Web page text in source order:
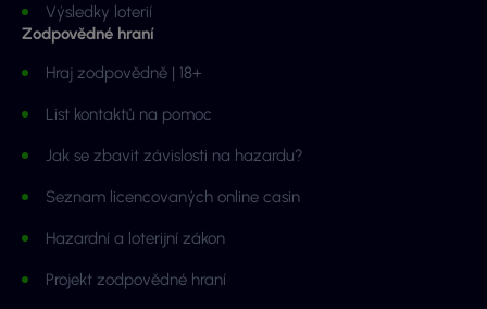
Výsledky loterií
Zodpovědné hraní
Hraj zodpovědně | 18+
List kontaktů na pomoc
Jak se zbavit závislosti na hazardu?
Seznam licencovaných online casin
Hazardní a loterijní zákon
Projekt zodpovědné hraní